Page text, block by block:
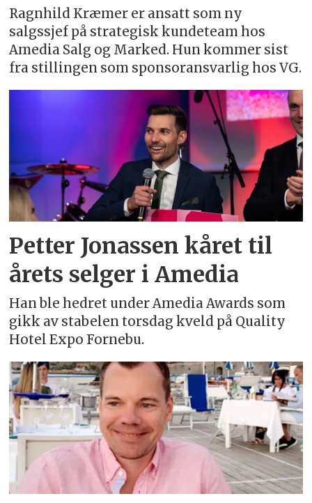
Ragnhild Kræmer er ansatt som ny
salgssjef på strategisk kundeteam hos
Amedia Salg og Marked. Hun kommer sist
fra stillingen som sponsoransvarlig hos VG.
Petter Jonassen kåret til
årets selger i Amedia
Han ble hedret under Amedia Awards som
gikk av stabelen torsdag kveld på Quality
Hotel Expo Fornebu.